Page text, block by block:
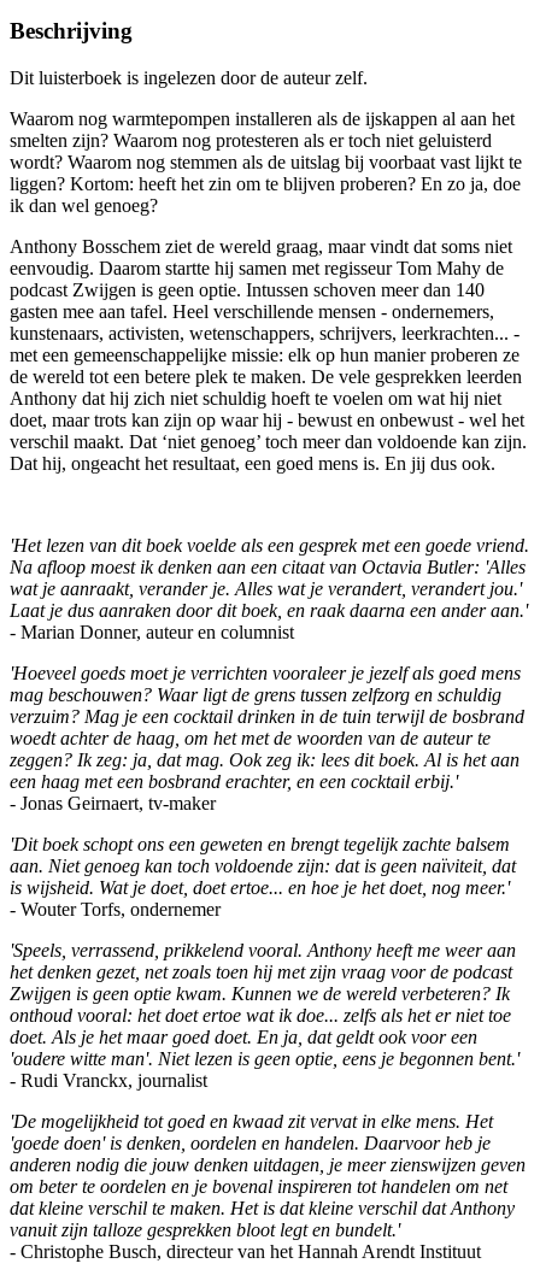
Beschrijving
Dit luisterboek is ingelezen door de auteur zelf.
Waarom nog warmtepompen installeren als de ijskappen al aan het
smelten zijn? Waarom nog protesteren als er toch niet geluisterd
wordt? Waarom nog stemmen als de uitslag bij voorbaat vast lijkt te
liggen? Kortom: heeft het zin om te blijven proberen? En zo ja, doe
ik dan wel genoeg?
Anthony Bosschem ziet de wereld graag, maar vindt dat soms niet
eenvoudig. Daarom startte hij samen met regisseur Tom Mahy de
podcast Zwijgen is geen optie. Intussen schoven meer dan 140
gasten mee aan tafel. Heel verschillende mensen - ondernemers,
kunstenaars, activisten, wetenschappers, schrijvers, leerkrachten... -
met een gemeenschappelijke missie: elk op hun manier proberen ze
de wereld tot een betere plek te maken. De vele gesprekken leerden
Anthony dat hij zich niet schuldig hoeft te voelen om wat hij niet
doet, maar trots kan zijn op waar hij - bewust en onbewust - wel het
verschil maakt. Dat ‘niet genoeg’ toch meer dan voldoende kan zijn.
Dat hij, ongeacht het resultaat, een goed mens is. En jij dus ook.
'Het lezen van dit boek voelde als een gesprek met een goede vriend.
Na afloop moest ik denken aan een citaat van Octavia Butler: 'Alles
wat je aanraakt, verander je. Alles wat je verandert, verandert jou.'
Laat je dus aanraken door dit boek, en raak daarna een ander aan.'
- Marian Donner, auteur en columnist
'Hoeveel goeds moet je verrichten vooraleer je jezelf als goed mens
mag beschouwen? Waar ligt de grens tussen zelfzorg en schuldig
verzuim? Mag je een cocktail drinken in de tuin terwijl de bosbrand
woedt achter de haag, om het met de woorden van de auteur te
zeggen? Ik zeg: ja, dat mag. Ook zeg ik: lees dit boek. Al is het aan
een haag met een bosbrand erachter, en een cocktail erbij.'
- Jonas Geirnaert, tv-maker
'Dit boek schopt ons een geweten en brengt tegelijk zachte balsem
aan. Niet genoeg kan toch voldoende zijn: dat is geen naïviteit, dat
is wijsheid. Wat je doet, doet ertoe... en hoe je het doet, nog meer.'
- Wouter Torfs, ondernemer
'Speels, verrassend, prikkelend vooral. Anthony heeft me weer aan
het denken gezet, net zoals toen hij met zijn vraag voor de podcast
Zwijgen is geen optie kwam. Kunnen we de wereld verbeteren? Ik
onthoud vooral: het doet ertoe wat ik doe... zelfs als het er niet toe
doet. Als je het maar goed doet. En ja, dat geldt ook voor een
'oudere witte man'. Niet lezen is geen optie, eens je begonnen bent.'
- Rudi Vranckx, journalist
'De mogelijkheid tot goed en kwaad zit vervat in elke mens. Het
'goede doen' is denken, oordelen en handelen. Daarvoor heb je
anderen nodig die jouw denken uitdagen, je meer zienswijzen geven
om beter te oordelen en je bovenal inspireren tot handelen om net
dat kleine verschil te maken. Het is dat kleine verschil dat Anthony
vanuit zijn talloze gesprekken bloot legt en bundelt.'
- Christophe Busch, directeur van het Hannah Arendt Instituut